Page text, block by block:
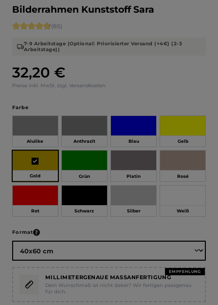
Bilderrahmen Kunststoff Sara
Regulärer Preis:
32,20 €
Preise inkl. MwSt. zzgl. Versandkosten
Durchschnittliche Bewertung von 4.71 von 5 Sternen
(85)
7-9 Arbeitstage (Optional: Priorisierter Versand (+4€) (2-3
Arbeitstage))
Farbeauswählen
Alulike Anthrazit Blau Gelb
Gold Grün Platin Rosé
Rot Schwarz Silber Weiß
Formatauswählen
EMPFEHLUNG
MILLIMETERGENAUE MASSANFERTIGUNG
Dein Wunschmaß ist nicht dabei? Wir fertigen passgenau
für dich.